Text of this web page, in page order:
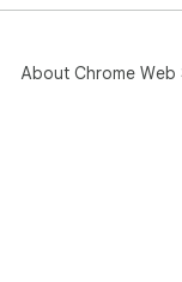
About Chrome Web